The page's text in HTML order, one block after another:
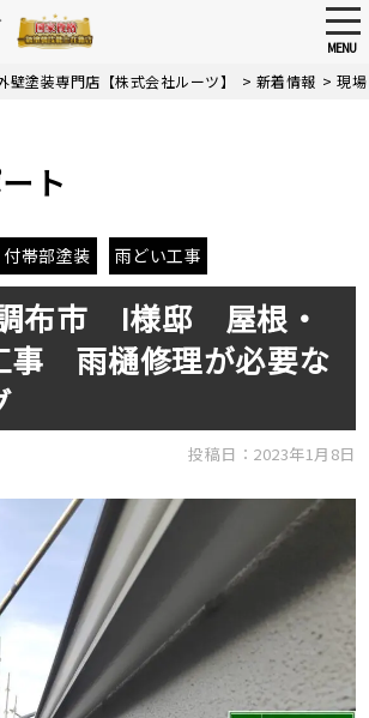
MENU
塗装専門店【株式会社ルーツ】 > 新着情報 >現
ト
付帯部塗装 雨どい工事
布市 I様邸 屋根・
事 雨樋修理が必要な
投稿日：2023年1月8日